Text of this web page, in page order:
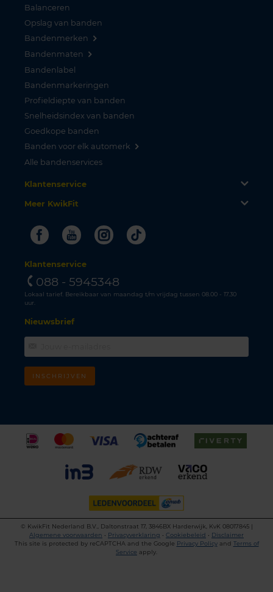
Balanceren
Opslag van banden
Bandenmerken
Bandenmaten
Bandenlabel
Bandenmarkeringen
Profieldiepte van banden
Snelheidsindex van banden
Goedkope banden
Banden voor elk automerk
Alle bandenservices
Klantenservice
Meer KwikFit
FacebookYoutubeInstagram
Tiktok
Klantenservice
088 - 5945348
Lokaal tarief. Bereikbaar van maandag t/m vrijdag tussen 08.00 - 17.30
uur.
Nieuwsbrief
INSCHRIJVEN
©
KwikFit Nederland B.V., Daltonstraat 17, 3846BX Harderwijk, KvK 08017845 |
Algemene voorwaarden • Privacyverklaring • Cookiebeleid • Disclaimer
This site is protected by reCAPTCHA and the Google Privacy Policyand Terms of
Service apply.